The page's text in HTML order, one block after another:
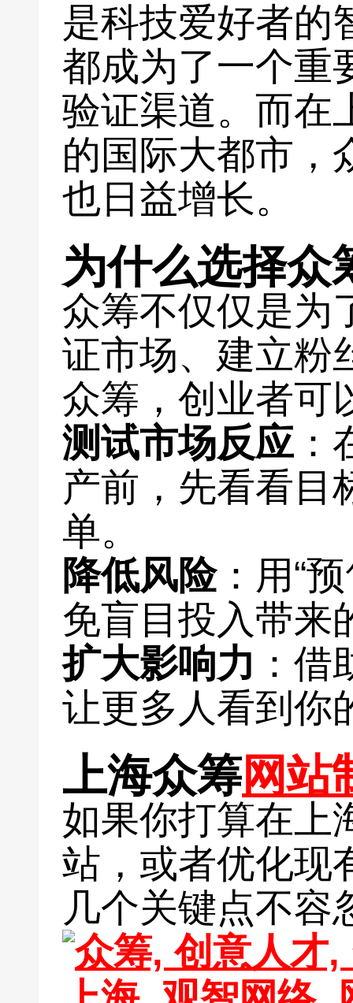
是科技爱好者的
都成为了一个重
验证渠道。而在
的国际大都市，
也日益增长。
为什么选择众
众筹不仅仅是为
证市场、建立粉
众筹，创业者可
测试市场反应
产前，先看看目
单。
降低风险：用“
免盲目投入带来
扩大影响力 ：
让更多人看到你
上海众筹网站
如果你打算在上
站，或者优化现
几个关键点不容